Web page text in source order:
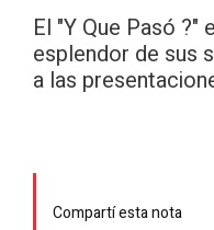
El "Y Que Pasó
esplendor de sus
a las
Compartí esta nota